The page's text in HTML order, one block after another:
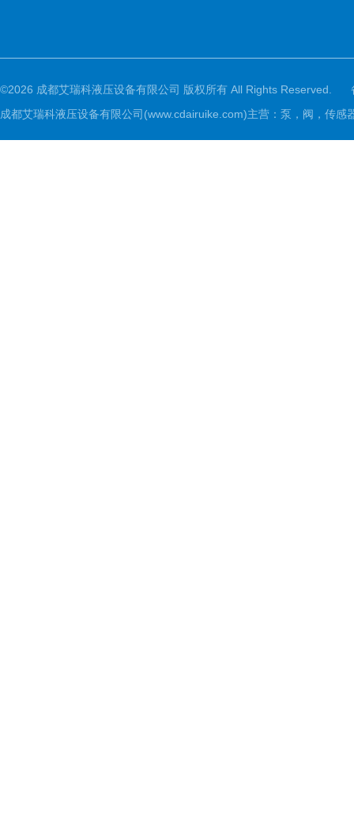
©2026 成都艾瑞科液压设备有限公司 版权所有 All Rights Reserved.
成都艾瑞科液压设备有限公司(www.cdairuike.com)主营：泵，阀，传